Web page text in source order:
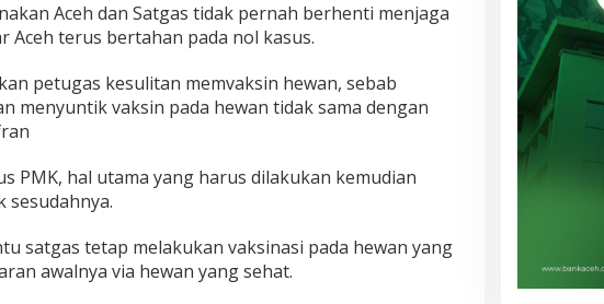
Aceh dan Satgas tidak pernah berhenti menjaga
Aceh terus bertahan pada nol kasus.
petugas kesulitan memvaksin hewan, sebab
menyuntik vaksin pada hewan tidak sama dengan
PMK, hal utama yang harus dilakukan kemudian
sesudahnya.
satgas tetap melakukan vaksinasi pada hewan yang
awalnya via hewan yang sehat.